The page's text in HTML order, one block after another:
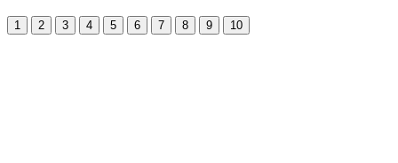
1 2 3 4 5 6 7 8 9 10